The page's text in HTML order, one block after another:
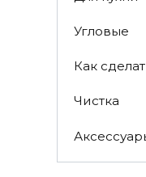
Угловые
Как
Чистка